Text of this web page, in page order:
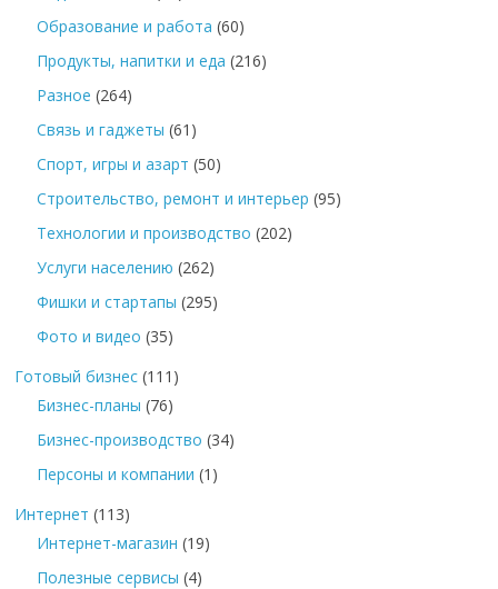
Образование и работа (60)
Продукты, напитки и еда (216)
Разное (264)
Связь и гаджеты (61)
Спорт, игры и азарт (50)
Строительство, ремонт и интерьер (95)
Технологии и производство (202)
Услуги населению (262)
Фишки и стартапы (295)
Фото и видео (35)
Готовый бизнес (111)
Бизнес-планы (76)
Бизнес-производство (34)
Персоны и компании (1)
Интернет (113)
Интернет-магазин (19)
Полезные сервисы (4)